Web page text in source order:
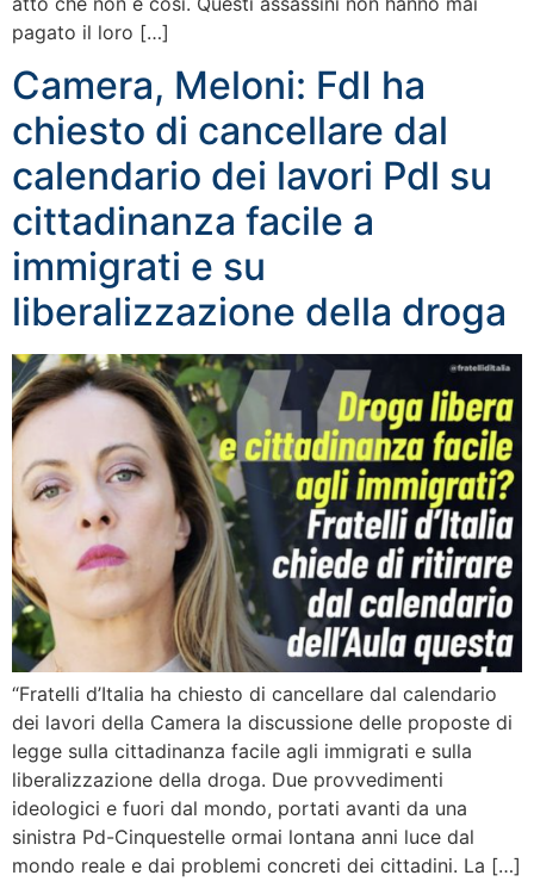
pagato il loro […]
Camera, Meloni: FdI ha
chiesto di cancellare dal
calendario dei lavori Pdl su
cittadinanza facile a
immigrati e su
liberalizzazione della droga
“Fratelli d’Italia ha chiesto di cancellare dal calendario
dei lavori della Camera la discussione delle proposte di
legge sulla cittadinanza facile agli immigrati e sulla
liberalizzazione della droga. Due provvedimenti
ideologici e fuori dal mondo, portati avanti da una
sinistra Pd-Cinquestelle ormai lontana anni luce dal
mondo reale e dai problemi concreti dei cittadini. La […]